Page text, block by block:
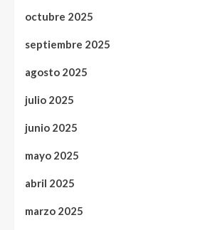
octubre 2025
septiembre 2025
agosto 2025
julio 2025
junio 2025
mayo 2025
abril 2025
marzo 2025